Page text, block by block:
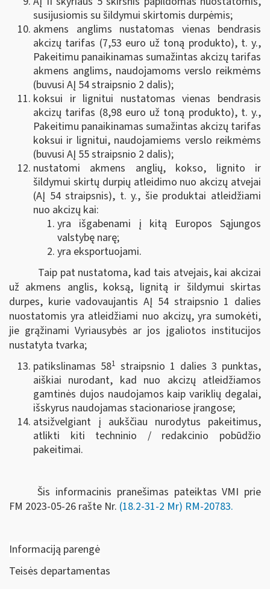
susijusiomis su šildymui skirtomis durpėmis;
akmens anglims nustatomas vienas bendrasis
akcizų tarifas (7,53 euro už toną produkto), t. y.,
Pakeitimu panaikinamas sumažintas akcizų tarifas
akmens anglims, naudojamoms verslo reikmėms
(buvusi AĮ 54 straipsnio 2 dalis);
koksui ir lignitui nustatomas vienas bendrasis
akcizų tarifas (8,98 euro už toną produkto), t. y.,
Pakeitimu panaikinamas sumažintas akcizų tarifas
koksui ir lignitui, naudojamiems verslo reikmėms
(buvusi AĮ 55 straipsnio 2 dalis);
nustatomi akmens anglių, kokso, lignito ir
šildymui skirtų durpių atleidimo nuo akcizų atvejai
(AĮ 54 straipsnis), t. y., šie produktai atleidžiami
nuo akcizų kai:
yra išgabenami į kitą Europos Sąjungos
valstybę narę;
yra eksportuojami.
Taip pat nustatoma, kad tais atvejais, kai akcizai
už akmens anglis, koksą, lignitą ir šildymui skirtas
durpes, kurie vadovaujantis AĮ 54 straipsnio 1 dalies
nuostatomis yra atleidžiami nuo akcizų, yra sumokėti,
jie grąžinami Vyriausybės ar jos įgaliotos institucijos
nustatyta tvarka;
patikslinamas 581 straipsnio 1 dalies 3 punktas,
aiškiai nurodant, kad nuo akcizų atleidžiamos
gamtinės dujos naudojamos kaip variklių degalai,
išskyrus naudojamas stacionariose įrangose;
atsižvelgiant į aukščiau nurodytus pakeitimus,
atlikti kiti techninio / redakcinio pobūdžio
pakeitimai.
Šis informacinis pranešimas pateiktas VMI prie
FM 2023-05-26 rašte Nr. (18.2-31-2 Mr) RM-20783.
Informaciją parengė
Teisės departamentas